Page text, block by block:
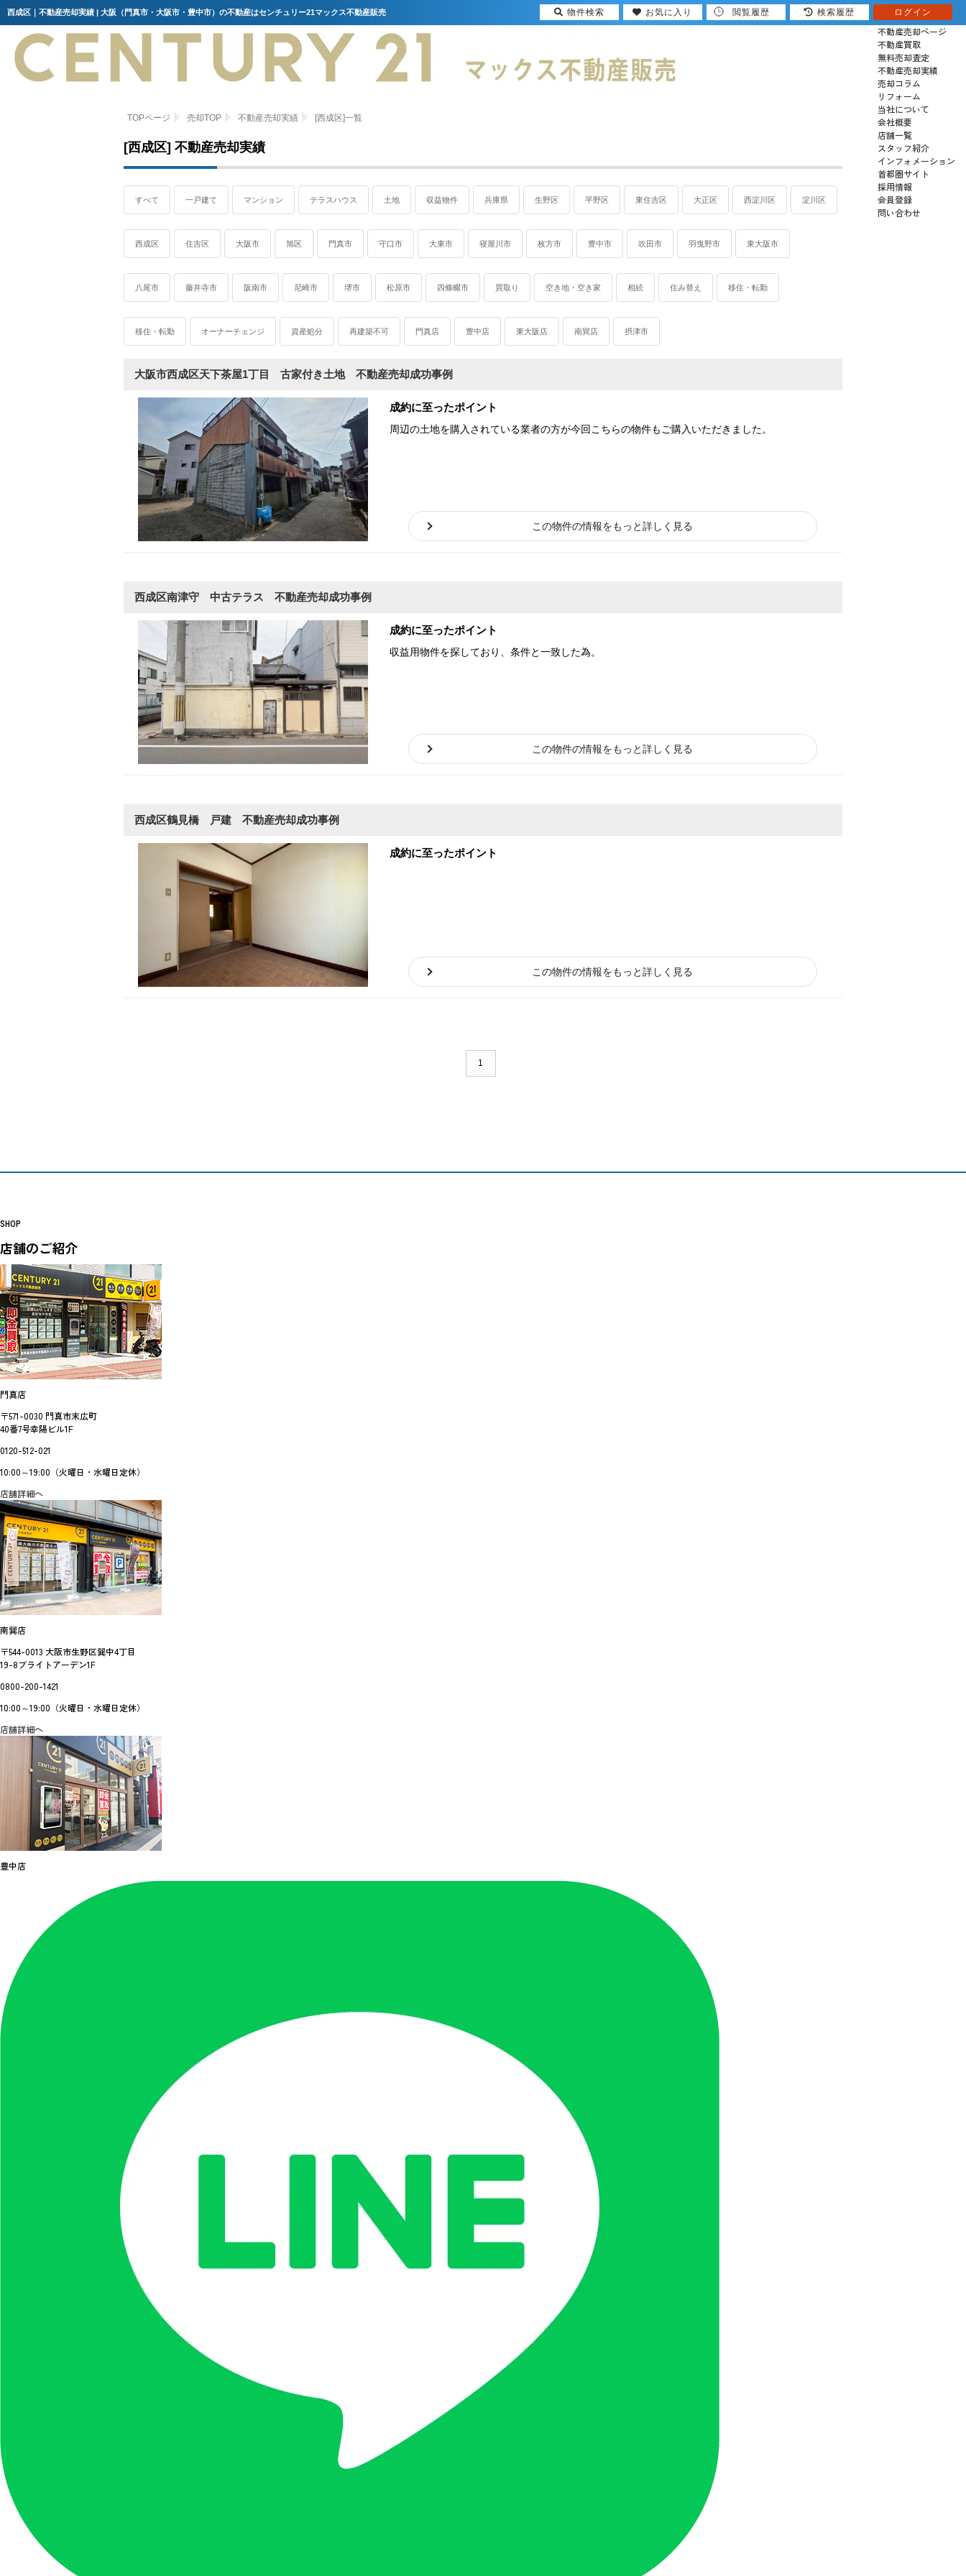
西成区｜不動産売却実績 | 大阪（門真市・大阪市・豊中市）の不動産はセンチュリー21マックス不動産販売
売りたい
不動産売却ページ
不動産買取
無料売却査定
不動産売却実績
売却コラム
リフォーム
当社について
会社概要
店舗一覧
スタッフ紹介
インフォメーション
首都圏サイト
採用情報
会員登録
問い合わせ
TOPページ 売却TOP 不動産売却実績 [西成区]一覧
[西成区] 不動産売却実績
すべて 一戸建て マンション テラスハウス 土地 収益物件 兵庫県 生野区 平野区 東住吉区 大正区 西淀川区 淀川区
西成区 住吉区 大阪市 旭区 門真市 守口市 大東市 寝屋川市 枚方市 豊中市 吹田市 羽曳野市 東大阪市
八尾市 藤井寺市 阪南市 尼崎市 堺市 松原市 四條畷市 買取り 空き地・空き家 相続 住み替え 移住・転勤
移住・転勤 オーナーチェンジ 資産処分 再建築不可 門真店 豊中店 東大阪店 南巽店 摂津市
大阪市西成区天下茶屋1丁目 古家付き土地 不動産売却成功事例
成約に至ったポイント
周辺の土地を購入されている業者の方が今回こちらの物件もご購入いただきました。
この物件の情報をもっと詳しく見る
西成区南津守 中古テラス 不動産売却成功事例
成約に至ったポイント
収益用物件を探しており、条件と一致した為。
この物件の情報をもっと詳しく見る
西成区鶴見橋 戸建 不動産売却成功事例
成約に至ったポイント
この物件の情報をもっと詳しく見る
1
SHOP
店舗のご紹介
門真店
〒571-0030 門真市末広町
40番7号幸陽ビル1F
0120-512-021
10:00～19:00（火曜日・水曜日定休）
店舗詳細へ
南巽店
〒544-0013 大阪市生野区巽中4丁目
19-8ブライトアーデン1F
0800-200-1421
10:00～19:00（火曜日・水曜日定休）
店舗詳細へ
豊中店
物件検索 お気に入り 閲覧履歴 検索履歴 ログイン